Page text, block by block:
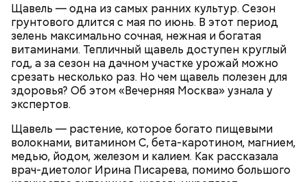
Щавель — одна из самых ранних культур. Сезон
грунтового длится с мая по июнь. В этот период
зелень максимально сочная, нежная и богатая
витаминами. Тепличный щавель доступен круглый
год, а за сезон на дачном участке урожай можно
срезать несколько раз. Но чем щавель полезен для
здоровья? Об этом «Вечерняя Москва» узнала у
экспертов.
Щавель — растение, которое богато пищевыми
волокнами, витамином С, бета-каротином, магнием,
медью, йодом, железом и калием. Как рассказала
врач-диетолог Ирина Писарева, помимо большого
ЗДОРОВЬЕ ВРАЧИ
РАСТЕНИЯ
ПРОДУКТЫ